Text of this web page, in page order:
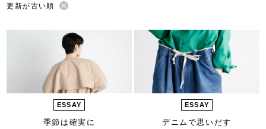
更新が古い順
ESSAY
季節は確実に
ESSAY
デニムで思いだす